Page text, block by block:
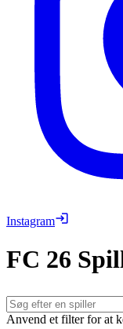
Instagram
FC 26
Anvend et filter for at